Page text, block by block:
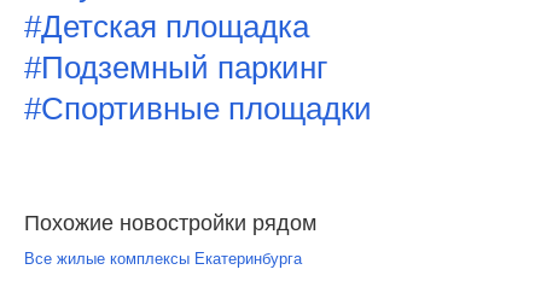
#Детская площадка
#Подземный паркинг
#Спортивные площадки
Похожие новостройки рядом
Все жилые комплексы Екатеринбурга